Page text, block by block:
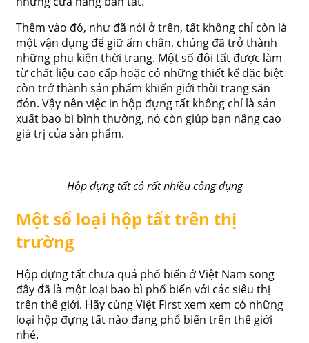
Thêm vào đó, như đã nói ở trên, tất không chỉ còn là
một vận dụng để giữ ấm chân, chúng đã trở thành
những phụ kiện thời trang. Một số đôi tất được làm
từ chất liệu cao cấp hoặc có những thiết kế đặc biệt
còn trở thành sản phẩm khiến giới thời trang săn
đón. Vậy nên việc in hộp đựng tất không chỉ là sản
xuất bao bì bình thường, nó còn giúp bạn nâng cao
giá trị của sản phẩm.
Hộp đựng tất có rất nhiều công dụng
Một số loại hộp tất trên thị
trường
Hộp đựng tất chưa quá phổ biến ở Việt Nam song
đây đã là một loại bao bì phổ biến với các siêu thị
trên thế giới. Hãy cùng Việt First xem xem có những
loại hộp đựng tất nào đang phổ biến trên thế giới
nhé.